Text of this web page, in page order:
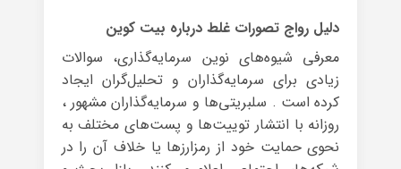
دلیل رواج تصورات غلط درباره بیت کوین
معرفی شیوه‌‌های نوین سرمایه‌گذاری، سوالات
زیادی برای سرمایه‌گذاران و تحلیل‌گران ایجاد
کرده‌ است . سلبریتی‌ها و سرمایه‌گذاران مشهور ،
روزانه با انتشار توییت‌ها و پست‌های مختلف به
نحوی حمایت خود از رمزارزها یا خلاف آن را در